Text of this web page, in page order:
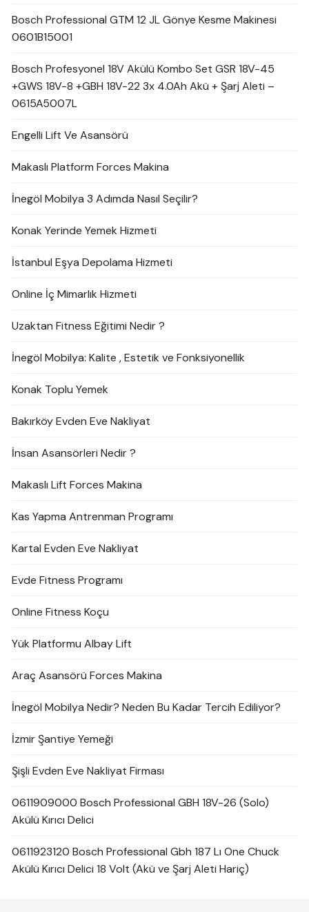
Bosch Professional GTM 12 JL Gönye Kesme Makinesi
0601B15001
Bosch Profesyonel 18V Akülü Kombo Set GSR 18V-45
+GWS 18V-8 +GBH 18V-22 3x 4.0Ah Akü + Şarj Aleti –
0615A5007L
Engelli Lift Ve Asansörü
Makaslı Platform Forces Makina
İnegöl Mobilya 3 Adımda Nasıl Seçilir?
Konak Yerinde Yemek Hizmeti
İstanbul Eşya Depolama Hizmeti
Online İç Mimarlık Hizmeti
Uzaktan Fitness Eğitimi Nedir ?
İnegöl Mobilya: Kalite , Estetik ve Fonksiyonellik
Konak Toplu Yemek
Bakırköy Evden Eve Nakliyat
İnsan Asansörleri Nedir ?
Makaslı Lift Forces Makina
Kas Yapma Antrenman Programı
Kartal Evden Eve Nakliyat
Evde Fitness Programı
Online Fitness Koçu
Yük Platformu Albay Lift
Araç Asansörü Forces Makina
İnegöl Mobilya Nedir? Neden Bu Kadar Tercih Ediliyor?
İzmir Şantiye Yemeği
Şişli Evden Eve Nakliyat Firması
0611909000 Bosch Professional GBH 18V-26 (Solo)
Akülü Kırıcı Delici
0611923120 Bosch Professional Gbh 187 Lı One Chuck
Akülü Kırıcı Delici 18 Volt (Akü ve Şarj Aleti Hariç)